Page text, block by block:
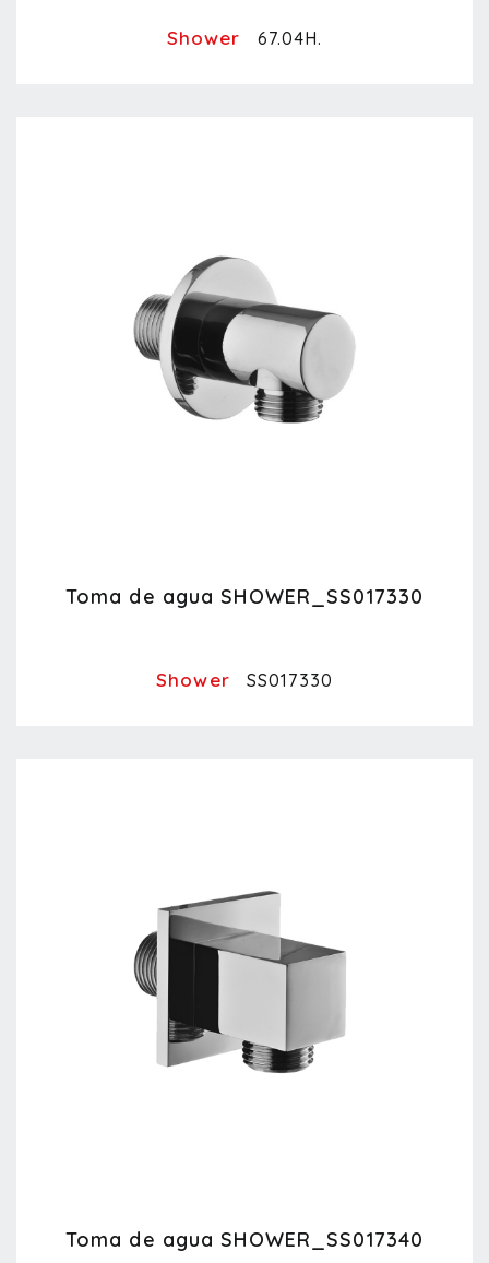
Shower 67.04H.
Toma de agua SHOWER_SS017330
Shower SS017330
Toma de agua SHOWER_SS017340